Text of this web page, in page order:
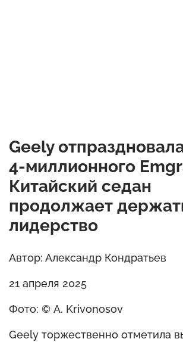
Geely
4-миллионного
Китайский седан
продолжает
лидерство
Автор: Александр Кондратьев
21 апреля 2025
Фото: © A. Krivonosov
Geely торжественно отметила